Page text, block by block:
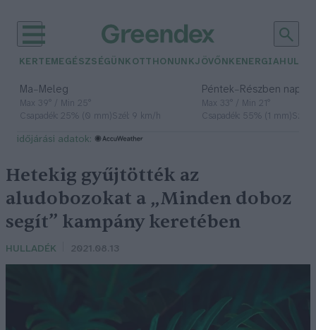
KERTEM EGÉSZSÉGÜNK OTTHONUNKJÖVŐNK ENERGIA
Ma– Meleg
Max 39° / Min 25°
Csapadék: 25% (0 mm)Szél: 9 km/h
Péntek– Részben
Max 33° / Min 21°
Csapadék: 55% (1 mm)Szél:
időjárási adatok:
Hetekig gyűjtötték az
aludobozokat a „Minden doboz
segít” kampány keretében
HULLADÉK 2021.08.13